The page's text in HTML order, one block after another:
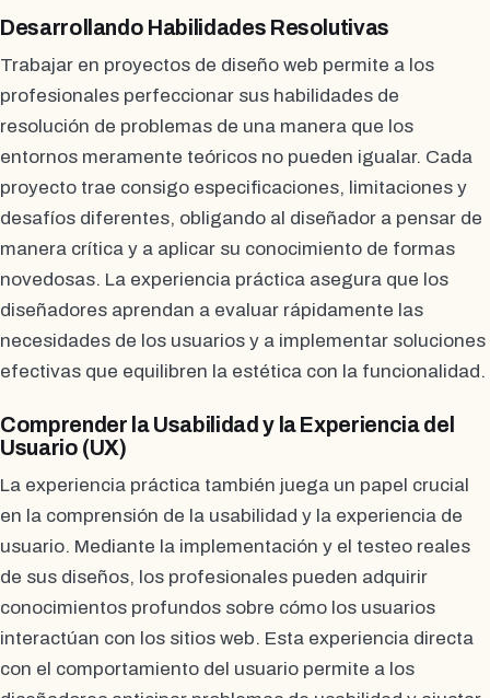
Desarrollando Habilidades Resolutivas
Trabajar en proyectos de diseño web permite a los
profesionales perfeccionar sus habilidades de
resolución de problemas de una manera que los
entornos meramente teóricos no pueden igualar. Cada
proyecto trae consigo especificaciones, limitaciones y
desafíos diferentes, obligando al diseñador a pensar de
manera crítica y a aplicar su conocimiento de formas
novedosas. La experiencia práctica asegura que los
diseñadores aprendan a evaluar rápidamente las
necesidades de los usuarios y a implementar soluciones
efectivas que equilibren la estética con la funcionalidad.
Comprender la Usabilidad y la Experiencia del
Usuario (UX)
La experiencia práctica también juega un papel crucial
en la comprensión de la usabilidad y la experiencia de
usuario. Mediante la implementación y el testeo reales
de sus diseños, los profesionales pueden adquirir
conocimientos profundos sobre cómo los usuarios
interactúan con los sitios web. Esta experiencia directa
con el comportamiento del usuario permite a los